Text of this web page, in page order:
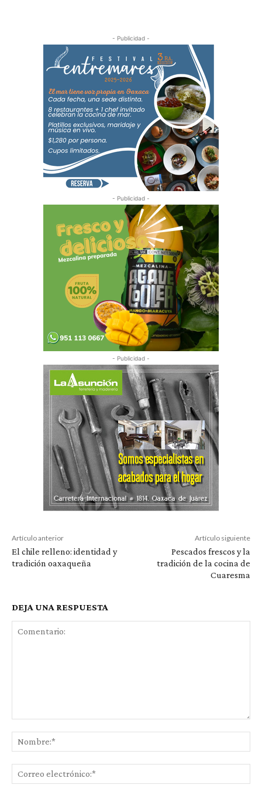
- Publicidad -
- Publicidad -
- Publicidad -
Artículo anterior
El chile relleno: identidad y
tradición oaxaqueña
Artículo siguiente
Pescados frescos y la
tradición de la cocina de
Cuaresma
DEJA UNA RESPUESTA